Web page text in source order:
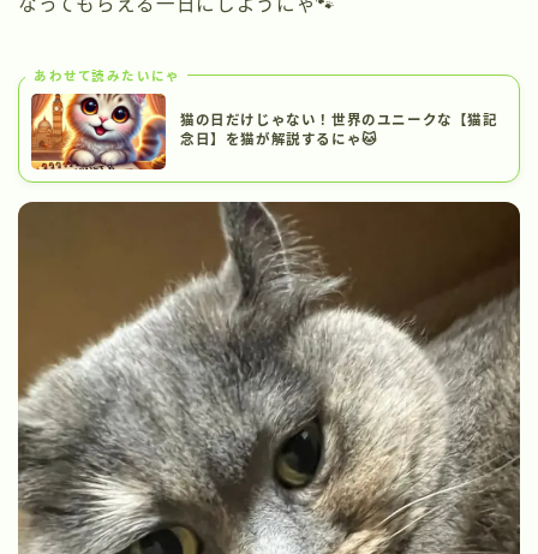
なってもらえる一日にしようにゃ🐾
あわせて読みたいにゃ
猫の日だけじゃない！世界のユニークな【猫記
念日】を猫が解説するにゃ🐱